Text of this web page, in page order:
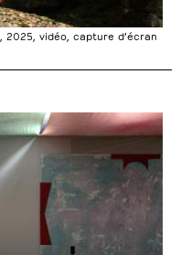
, 2025, vidéo, capture d’écran